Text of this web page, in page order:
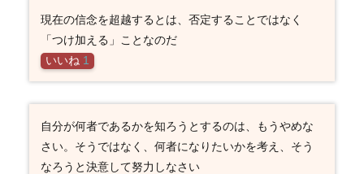
現在の信念を超越するとは、否定することではなく
「つけ加える」ことなのだ
いいね 1
自分が何者であるかを知ろうとするのは、もうやめな
さい。そうではなく、何者になりたいかを考え、そう
なろうと決意して努力しなさい